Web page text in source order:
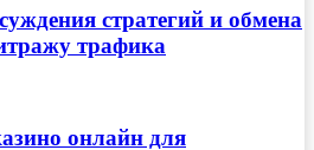
стратегий и обмена
трафика
онлайн для